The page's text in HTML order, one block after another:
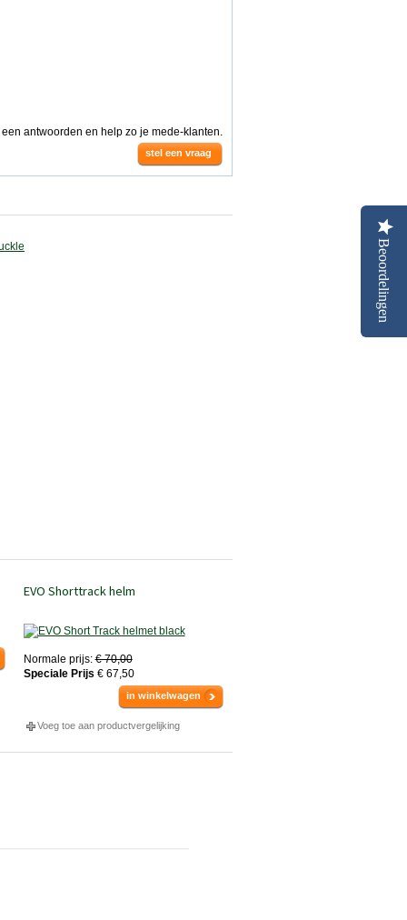
antwoorden en help zo je mede-klanten.
stel een vraag
EVO Shorttrack helm
Normale prijs: € 70,00
Speciale Prijs € 67,50
in winkelwagen
Voeg toe aan productvergelijking
Beoordelingen